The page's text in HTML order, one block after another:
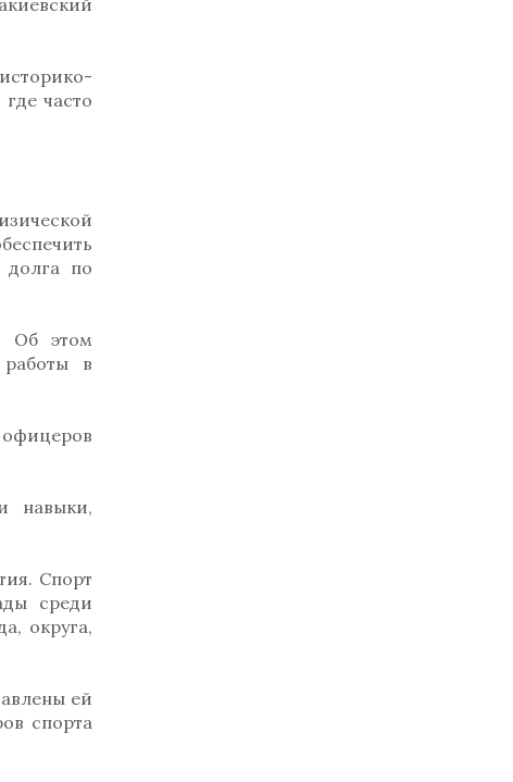
часто
долга по
Об этом
работы в
навыки,
Спорт
среди
округа,
ей
спорта